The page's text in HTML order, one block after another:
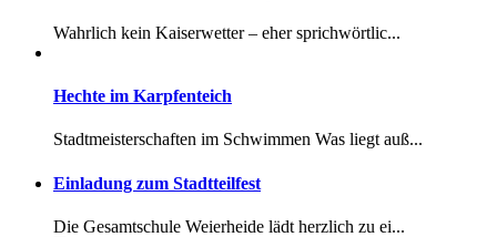
Wahrlich kein Kaiserwetter – eher sprichwörtlic...
Hechte im Karpfenteich
Stadtmeisterschaften im Schwimmen Was liegt auß...
Einladung zum Stadtteilfest
Die Gesamtschule Weierheide lädt herzlich zu ei...